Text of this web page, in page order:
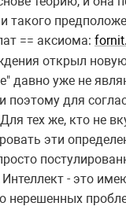
такого
== аксиома:
открыл
давно уже не
поэтому для
тех же, кто не
эти
- это
нерешенных